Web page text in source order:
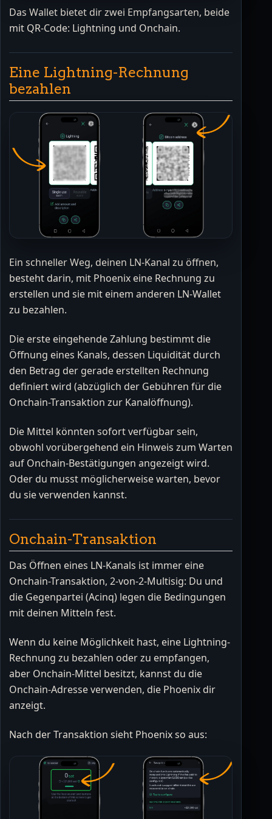
Das Wallet bietet dir zwei Empfangsarten, beide
mit QR-Code: Lightning und Onchain.
Eine Lightning-Rechnung
bezahlen
Ein schneller Weg, deinen LN-Kanal zu öffnen,
besteht darin, mit Phoenix eine Rechnung zu
erstellen und sie mit einem anderen LN-Wallet
zu bezahlen.
Die erste eingehende Zahlung bestimmt die
Öffnung eines Kanals, dessen Liquidität durch
den Betrag der gerade erstellten Rechnung
definiert wird (abzüglich der Gebühren für die
Onchain-Transaktion zur Kanalöffnung).
Die Mittel könnten sofort verfügbar sein,
obwohl vorübergehend ein Hinweis zum Warten
auf Onchain-Bestätigungen angezeigt wird.
Oder du musst möglicherweise warten, bevor
du sie verwenden kannst.
Onchain-Transaktion
Das Öffnen eines LN-Kanals ist immer eine
Onchain-Transaktion, 2-von-2-Multisig: Du und
die Gegenpartei (Acinq) legen die Bedingungen
mit deinen Mitteln fest.
Wenn du keine Möglichkeit hast, eine Lightning-
Rechnung zu bezahlen oder zu empfangen,
aber Onchain-Mittel besitzt, kannst du die
Onchain-Adresse verwenden, die Phoenix dir
anzeigt.
Nach der Transaktion sieht Phoenix so aus: